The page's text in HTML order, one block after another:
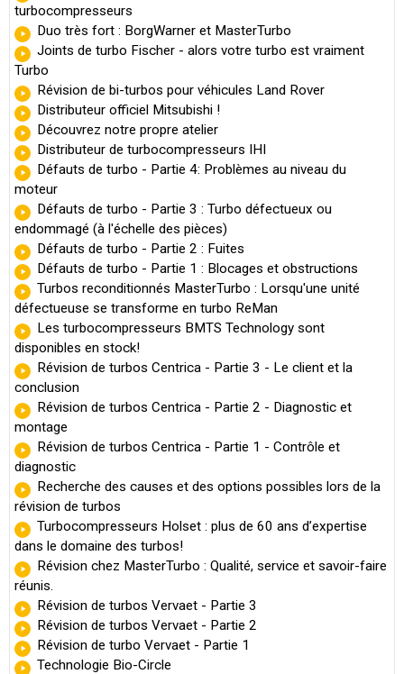
turbocompresseurs
Duo très fort : BorgWarner et MasterTurbo
Joints de turbo Fischer - alors votre turbo est vraiment
Turbo
Révision de bi-turbos pour véhicules Land Rover
Distributeur officiel Mitsubishi !
Découvrez notre propre atelier
Distributeur de turbocompresseurs IHI
Défauts de turbo - Partie 4: Problèmes au niveau du
moteur
Défauts de turbo - Partie 3 : Turbo défectueux ou
endommagé (à l'échelle des pièces)
Défauts de turbo - Partie 2 : Fuites
Défauts de turbo - Partie 1 : Blocages et obstructions
Turbos reconditionnés MasterTurbo : Lorsqu'une unité
défectueuse se transforme en turbo ReMan
Les turbocompresseurs BMTS Technology sont
disponibles en stock!
Révision de turbos Centrica - Partie 3 - Le client et la
conclusion
Révision de turbos Centrica - Partie 2 - Diagnostic et
montage
Révision de turbos Centrica - Partie 1 - Contrôle et
diagnostic
Recherche des causes et des options possibles lors de la
révision de turbos
Turbocompresseurs Holset : plus de 60 ans d’expertise
dans le domaine des turbos!
Révision chez MasterTurbo : Qualité, service et savoir-faire
réunis.
Révision de turbos Vervaet - Partie 3
Révision de turbos Vervaet - Partie 2
Révision de turbo Vervaet - Partie 1
Technologie Bio-Circle